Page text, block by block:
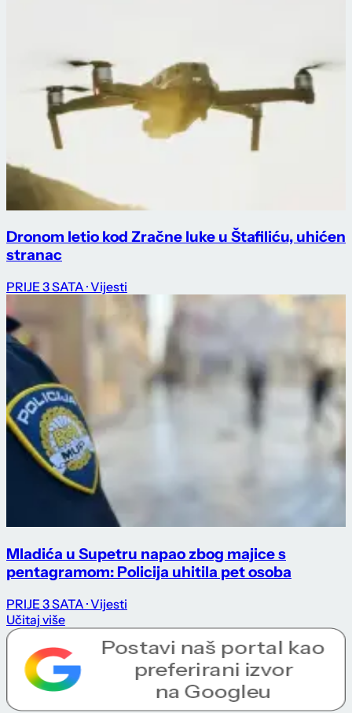
Dronom letio kod Zračne luke u Štafiliću, uhićen
stranac
PRIJE 3 SATA · Vijesti
Mladića u Supetru napao zbog majice s
pentagramom: Policija uhitila pet osoba
PRIJE 3 SATA · Vijesti
Učitaj više